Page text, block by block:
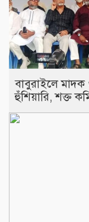
বাবুরাইলে
হুঁশিয়ারি, শক্ত